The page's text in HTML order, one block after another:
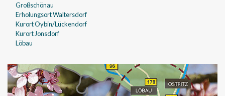
Großschönau
Erholungsort Waltersdorf
Kurort Oybin/Lückendorf
Kurort Jonsdorf
Löbau